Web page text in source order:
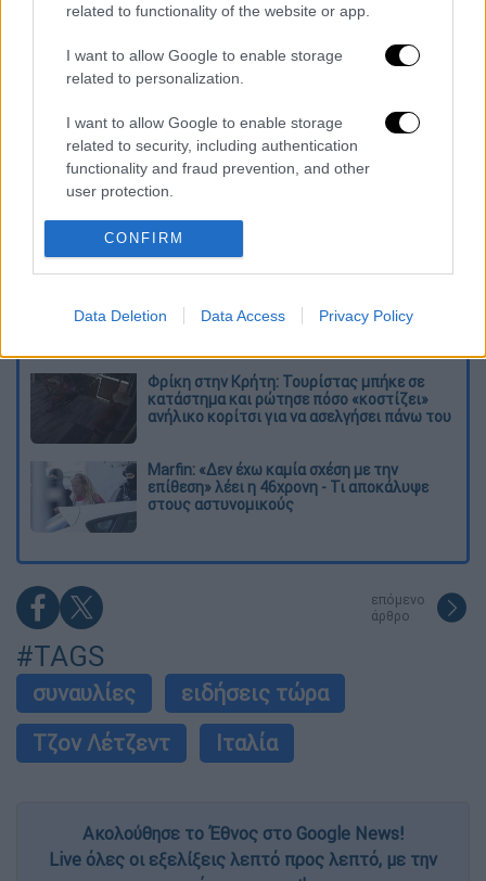
related to functionality of the website or app.
I want to allow Google to enable storage
related to personalization.
I want to allow Google to enable storage
related to security, including authentication
functionality and fraud prevention, and other
user protection.
CONFIRM
Data Deletion Data Access Privacy Policy
Διαβάστε ακόμη
γνωστό τύπο μεταδοτικού καρκίνου στον
κόσμο
τέσσερις βόμβες» - Οι τρομοκρατικές
απειλές που ερεύνησε το FBI
Φρίκη στην Κρήτη: Τουρίστας μπήκε σε
κατάστημα και ρώτησε πόσο «κοστίζει»
ανήλικο κορίτσι για να ασελγήσει πάνω του
Marfin: «Δεν έχω καμία σχέση με την
επίθεση» λέει η 46χρονη - Τι αποκάλυψε
στους αστυνομικούς
επόμενο
άρθρο
#TAGS
συναυλίες
ειδήσεις τώρα
Τζον Λέτζεντ
Ιταλία
Ακολούθησε το Έθνος στο Google News!
Live όλες οι εξελίξεις λεπτό προς λεπτό, με την